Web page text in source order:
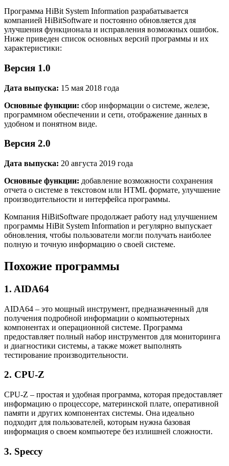
Программа HiBit System Information разрабатывается
компанией HiBitSoftware и постоянно обновляется для
улучшения функционала и исправления возможных ошибок.
Ниже приведен список основных версий программы и их
характеристики:
Версия 1.0
Дата выпуска: 15 мая 2018 года
Основные функции: сбор информации о системе, железе,
программном обеспечении и сети, отображение данных в
удобном и понятном виде.
Версия 2.0
Дата выпуска: 20 августа 2019 года
Основные функции: добавление возможности сохранения
отчета о системе в текстовом или HTML формате, улучшение
производительности и интерфейса программы.
Компания HiBitSoftware продолжает работу над улучшением
программы HiBit System Information и регулярно выпускает
обновления, чтобы пользователи могли получать наиболее
полную и точную информацию о своей системе.
Похожие программы
1. AIDA64
AIDA64 – это мощный инструмент, предназначенный для
получения подробной информации о компьютерных
компонентах и операционной системе. Программа
предоставляет полный набор инструментов для мониторинга
и диагностики системы, а также может выполнять
тестирование производительности.
2. CPU-Z
CPU-Z – простая и удобная программа, которая предоставляет
информацию о процессоре, материнской плате, оперативной
памяти и других компонентах системы. Она идеально
подходит для пользователей, которым нужна базовая
информация о своем компьютере без излишней сложности.
3. Speccy